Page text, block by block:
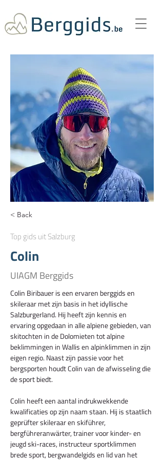
< Back
Top gids uit Salzburg
Colin
UIAGM Berggids
Colin Biribauer is een ervaren berggids en
skileraar met zijn basis in het idyllische
Salzburgerland. Hij heeft zijn kennis en
ervaring opgedaan in alle alpiene gebieden, van
skitochten in de Dolomieten tot alpine
beklimmingen in Wallis en alpinklimmen in zijn
eigen regio. Naast zijn passie voor het
bergsporten houdt Colin van de afwisseling die
de sport biedt.
Colin heeft een aantal indrukwekkende
kwalificaties op zijn naam staan. Hij is staatlich
geprüfter skileraar en skiführer,
bergführeranwärter, trainer voor kinder- en
jeugd ski-races, instructeur sportklimmen
brede sport, bergwandelgids en lid van het